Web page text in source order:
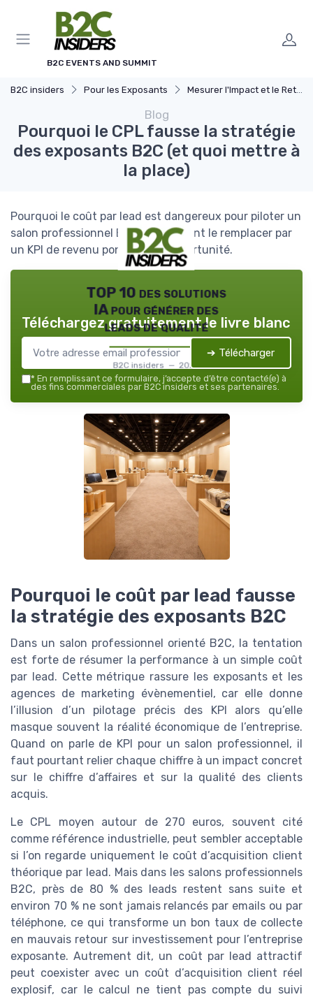
B2C EVENTS AND SUMMIT
B2C insiders Pour les Exposants Mesurer l'Impact et le Retour sur Investissement
Blog
Pourquoi le CPL fausse la stratégie
des exposants B2C (et quoi mettre à
la place)
Pourquoi le coût par lead est dangereux pour piloter un
salon professionnel B2C et comment le remplacer par
un KPI de revenu pondéré par opportunité.
TOP 10 des solutions
IA pour générer des
leads de qualité
B2C insiders — 2026
Téléchargez gratuitement le livre blanc
➔ Télécharger
* En remplissant ce formulaire, j’accepte d’être contacté(e) à
des fins commerciales par B2C insiders et ses partenaires.
Pourquoi le coût par lead fausse
la stratégie des exposants B2C
Dans un salon professionnel orienté B2C, la tentation
est forte de résumer la performance à un simple coût
par lead. Cette métrique rassure les exposants et les
agences de marketing évènementiel, car elle donne
l’illusion d’un pilotage précis des KPI alors qu’elle
masque souvent la réalité économique de l’entreprise.
Quand on parle de KPI pour un salon professionnel, il
faut pourtant relier chaque chiffre à un impact concret
sur le chiffre d’affaires et sur la qualité des clients
acquis.
Le CPL moyen autour de 270 euros, souvent cité
comme référence industrielle, peut sembler acceptable
si l’on regarde uniquement le coût d’acquisition client
théorique par lead. Mais dans les salons professionnels
B2C, près de 80 % des leads restent sans suite et
environ 70 % ne sont jamais relancés par emails ou par
téléphone, ce qui transforme un bon taux de collecte
en mauvais retour sur investissement pour l’entreprise
exposante. Autrement dit, un coût par lead attractif
peut coexister avec un coût d’acquisition client réel
explosif, car le calcul ne tient pas compte du suivi
Panneau de gestion des cookies